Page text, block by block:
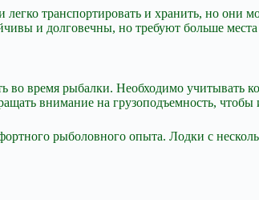
транспортировать и хранить, но
и долговечны, но требуют больше
время рыбалки. Необходимо учитывать
внимание на грузоподъемность, чтобы
рыболовного опыта. Лодки с